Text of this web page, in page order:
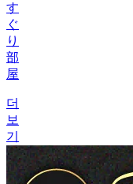
す
ぐ
り
部
屋
더
보
기